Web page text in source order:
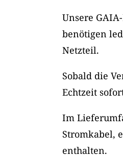
Unsere
benötigen
Netzteil.
Sobald die
Echtzeit
Im
Stromkabel,
enthalten.